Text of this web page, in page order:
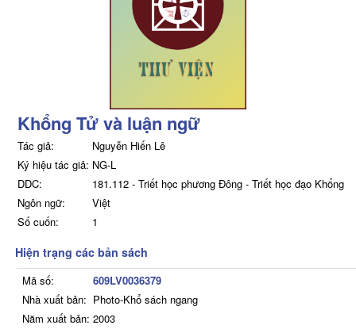
Khổng Tử và luận ngữ
Tác giả:
Nguyễn Hiến Lê
Ký hiệu tác giả: NG-L
DDC:
181.112 - Triết học phương Đông - Triết học đạo Khổng
Ngôn ngữ:
Việt
Số cuốn:
1
Hiện trạng các bản sách
Mã số:
609LV0036379
Nhà xuất bản: Photo-Khổ sách ngang
Năm xuất bản: 2003